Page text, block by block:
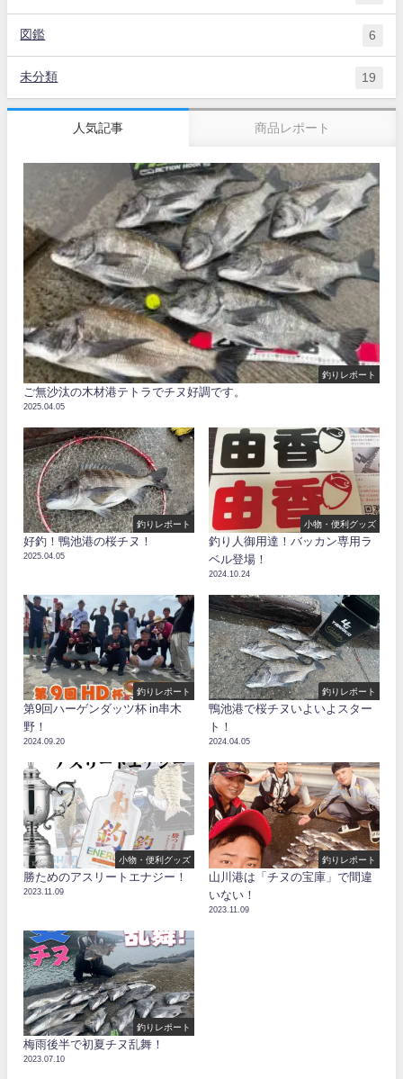
図鑑 6
未分類 19
人気記事 商品レポート
釣りレポート
ご無沙汰の木材港テトラでチヌ好調です。
2025.04.05
釣りレポート
好釣！鴨池港の桜チヌ！
2025.04.05
小物・便利グッズ
釣り人御用達！バッカン専用ラ
ベル登場！
2024.10.24
釣りレポート
第9回ハーゲンダッツ杯 in串木
野！
2024.09.20
釣りレポート
鴨池港で桜チヌいよいよスター
ト！
2024.04.05
小物・便利グッズ
勝ためのアスリートエナジー！
2023.11.09
釣りレポート
山川港は「チヌの宝庫」で間違
いない！
2023.11.09
釣りレポート
梅雨後半で初夏チヌ乱舞！
2023.07.10